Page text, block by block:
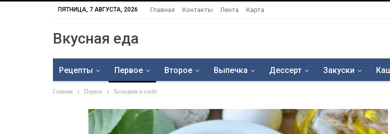
ПЯТНИЦА, 7 АВГУСТА, 2026 Главная Контакты Лента Карта
Вкусная еда
Рецепты Первое Второе Выпечка Дессерт Закуски
Главная Первое Холодник в хлебе